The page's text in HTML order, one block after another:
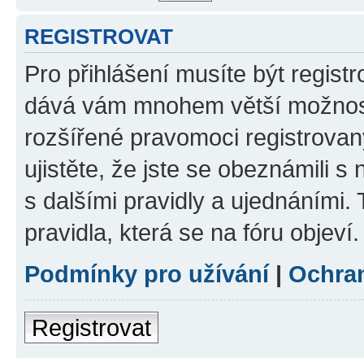
REGISTROVAT
Pro přihlášení musíte být
dává vám mnohem větší
rozšířené pravomoci
ujistěte, že jste se obeznámili s
s dalšími pravidly a ujednáními.
pravidla, která se na fóru objeví.
Podmínky pro užívání|
Registrovat